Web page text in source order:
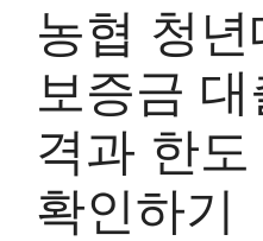
농협 청
보증금
격과 한
확인하기